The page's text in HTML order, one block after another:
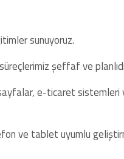
sunuyoruz.
şeffaf ve
e-ticaret sistemleri
ve tablet uyumlu